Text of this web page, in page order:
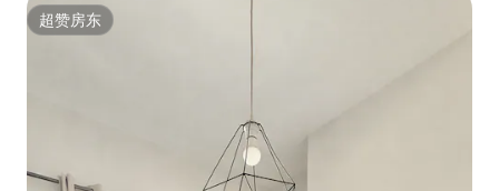
超赞房东
超赞房东